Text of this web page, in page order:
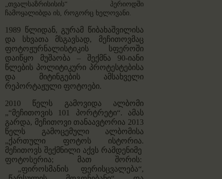
„თვალსაზრისისის“ პერიოდში
ჩამოყალიბდა ის, როგორც ხელოვანი.
1989 წლიდან, გურამ წიბახაშვილისა
და სხვათა მსგავსად, მეჩითოვმაც
ფოტოჟურნალისტიკის სფეროში
დაიწყო მუშაობა – შექმნა 90-იანი
წლების პოლიტიკური პროტესტებისა
და მიტინგების ამსახველი
რეპორტაჟული ფოტოები.
2010 წელს გამოვიდა ალბომი
„“მეჩითოვის 101 პორტრეტი“. ამას
გარდა, მეჩითოვი თანაავტორია 2013
წელს გამოცემული ალბომისა
„ქართული ფოტოს ისტორია.
მეჩითოვს შექმნილი აქვს რამდენიმე
ფოტოსერია; მათ შორის:
„ფიროსმანის ფერისცვალება“,